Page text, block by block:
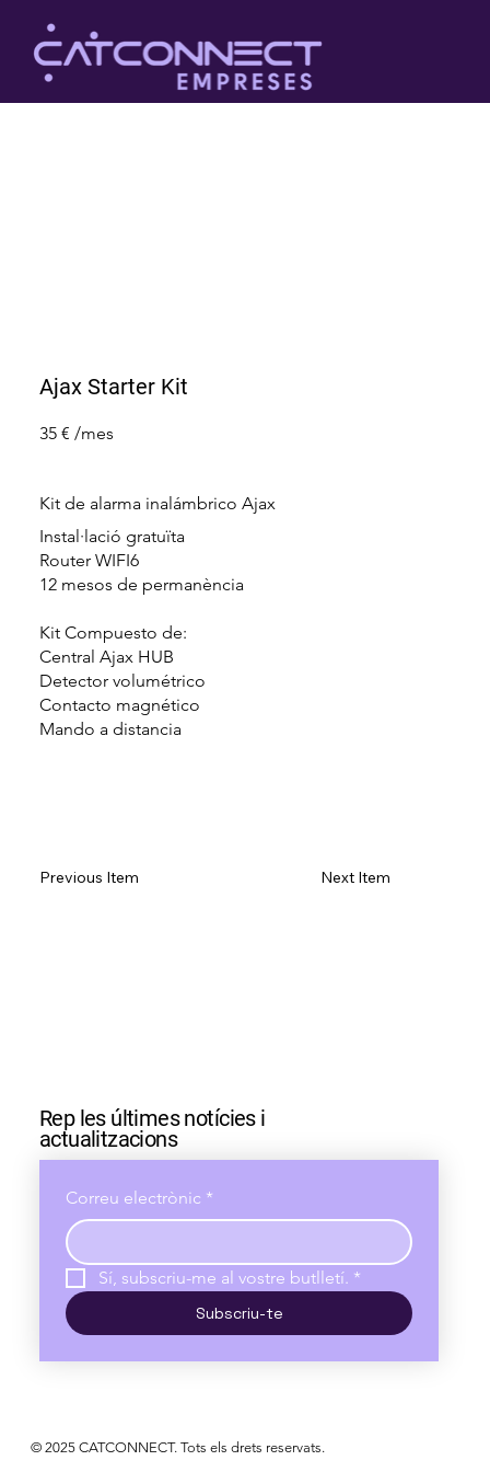
Previous Item Next Item
Ajax Starter Kit
35 € /mes
Kit de alarma inalámbrico Ajax
Instal·lació gratuïta
Router WIFI6
12 mesos de permanència
Kit Compuesto de:
Central Ajax HUB
Detector volumétrico
Contacto magnético
Mando a distancia
Rep les últimes notícies i
actualitzacions
Correu electrònic *
Sí, subscriu-me al vostre butlletí. *
Subscriu-te
© 2025 CATCONNECT. Tots els drets reservats.